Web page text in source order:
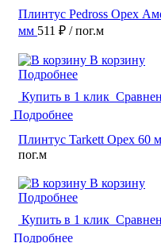
Плинтус Pedross Орех
мм 511 ₽ / пог.м
В корзину
Подробнее
Купить в 1 клик
Подробнее
Плинтус Tarkett Орех 60
пог.м
В корзину
Подробнее
Купить в 1 клик
Подробнее